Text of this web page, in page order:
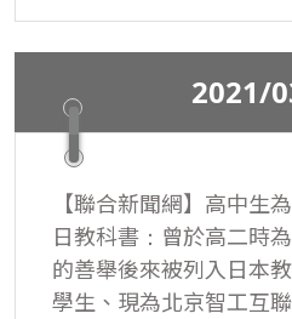
學作家李光福老師《藏
《阿公阿媽去上學》雙
2021/
【聯合新聞網】高中生
日教科書：曾於高二時
的善舉後來被列入日本
學生、現為北京智工互